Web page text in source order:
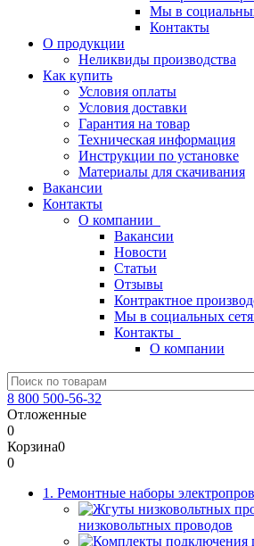
Мы в
Контакты
О продукции
Неликвиды производства
Как купить
Условия оплаты
Условия доставки
Гарантия на товар
Техническая информация
Инструкции по установке
Материалы для скачивания
Вакансии
Контакты
О компании
Вакансии
Новости
Статьи
Отзывы
Контрактное
Мы в социальных
Контакты
О компании
8 800 500-56-32
Отложенные
0
Корзина0
0
1. Ремонтные наборы
низковольтных проводов